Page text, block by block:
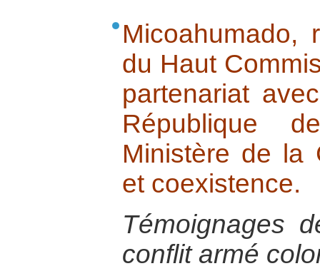
Micoahumado,
du Haut
partenariat
République
Ministère de la
et coexistence.
Témoignages
conflit armé